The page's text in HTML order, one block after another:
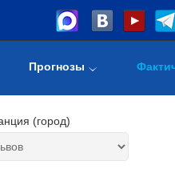
Прогнозы
(город)